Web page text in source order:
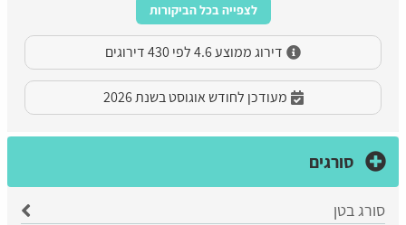
לצפייה בכל הביקורות
דירוג ממוצע 4.6 לפי 430 דירוגים
מעודכן לחודש אוגוסט בשנת 2026
סורגים
סורג בטן